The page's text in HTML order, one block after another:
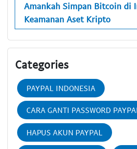
Amankah Simpan Bitcoin di
Keamanan Aset Kripto
Categories
PAYPAL INDONESIA
CARA GANTI PASSWORD
HAPUS AKUN PAYPAL